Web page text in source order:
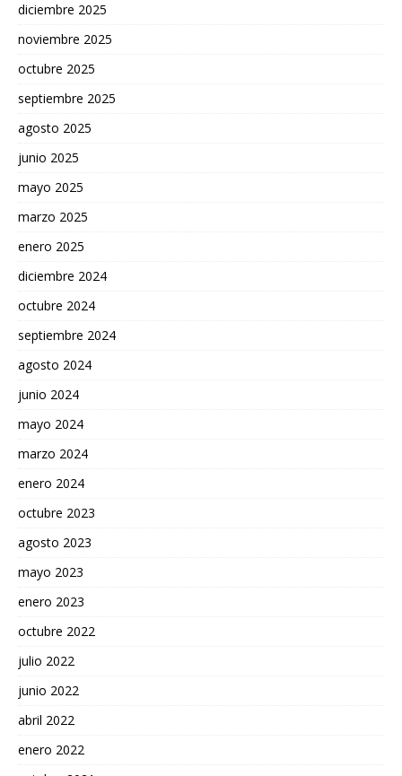
diciembre 2025
noviembre 2025
octubre 2025
septiembre 2025
agosto 2025
junio 2025
mayo 2025
marzo 2025
enero 2025
diciembre 2024
octubre 2024
septiembre 2024
agosto 2024
junio 2024
mayo 2024
marzo 2024
enero 2024
octubre 2023
agosto 2023
mayo 2023
enero 2023
octubre 2022
julio 2022
junio 2022
abril 2022
enero 2022